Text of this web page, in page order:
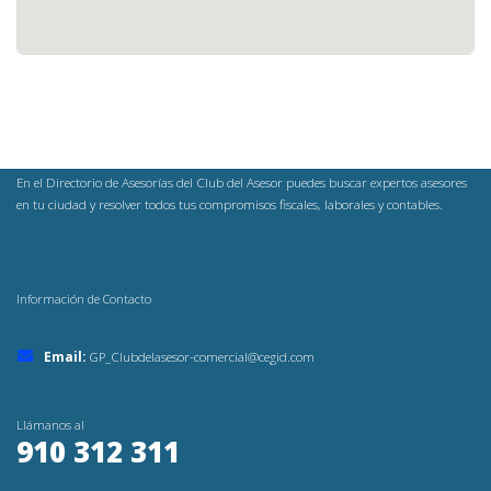
En el Directorio de Asesorías del Club del Asesor puedes buscar expertos asesores
en tu ciudad y resolver todos tus compromisos fiscales, laborales y contables.
Información de Contacto
Email: GP_Clubdelasesor-comercial@cegid.com
Llámanos al
910 312 311